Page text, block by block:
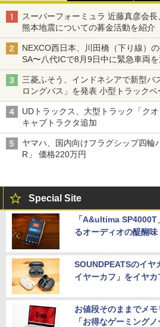
スーパーフォーミュラ 近藤真彦会
熊本地震についての募金活動を紹介
NEXCO西日本、川田橋（下り線）
SA〜八代ICで8月9日中に緊急車両
三菱ふそう、インドネシアで新型バ
ロングバス」を発表 小型トラックベ
バス
UDトラックス、大型トラック「ク
キャブトラクタ追加
ヤマハ、国内向けフラグシップ四輪
R」 価格220万円
Special Site
「A&ultima
るオーディオの醍醐味
SOUNDPEATSのイヤ
イヤーカフ」をイヤ
お値段そのままでメ
「お得なゲーミングノ